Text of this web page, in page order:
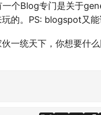
个Blog专门是关于
的。PS: blogspot又能
一统天下，你想要什么